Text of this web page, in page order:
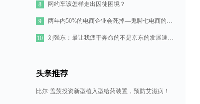
8 网约车该怎样走出囚徒困境？
9 两年内50%的电商企业会死掉—鬼脚七电商的七点思考
10 刘强东：最让我疲于奔命的不是京东的发展速度，而是如何管理好11万人的队伍
头条推荐
比尔·盖茨投资新型植入型给药装置，预防艾滋病！